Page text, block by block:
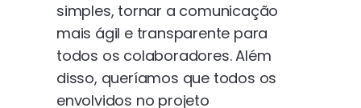
simples, tornar a comunicação
mais ágil e transparente para
todos os colaboradores. Além
disso, queríamos que todos os
envolvidos no projeto